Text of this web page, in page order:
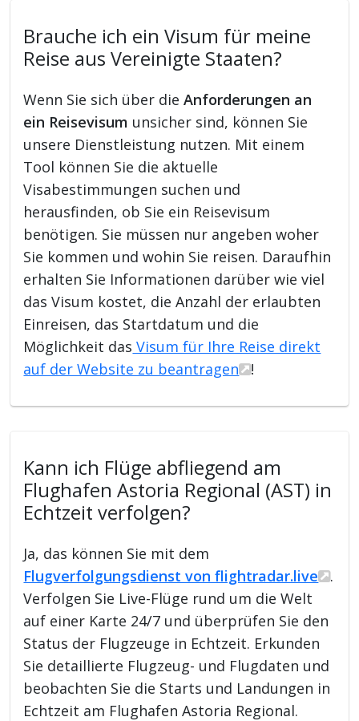
Brauche ich ein Visum für meine
Reise aus Vereinigte Staaten?
Wenn Sie sich über dieAnforderungen an
ein Reisevisum unsicher sind, können Sie
unsere Dienstleistung nutzen. Mit einem
Tool können Sie die aktuelle
Visabestimmungen suchen und
herausfinden, ob Sie ein Reisevisum
benötigen. Sie müssen nur angeben woher
Sie kommen und wohin Sie reisen. Daraufhin
erhalten Sie Informationen darüber wie viel
das Visum kostet, die Anzahl der erlaubten
Einreisen, das Startdatum und die
Möglichkeit das Visum für Ihre Reise direkt
auf der Website zu beantragen
!
Kann ich Flüge abfliegend am
Flughafen Astoria Regional (AST) in
Echtzeit verfolgen?
Ja, das können Sie mit dem
Flugverfolgungsdienst von flightradar.live
.
Verfolgen Sie Live-Flüge rund um die Welt
auf einer Karte 24/7 und überprüfen Sie den
Status der Flugzeuge in Echtzeit. Erkunden
Sie detaillierte Flugzeug- und Flugdaten und
beobachten Sie die Starts und Landungen in
Echtzeit am Flughafen Astoria Regional.